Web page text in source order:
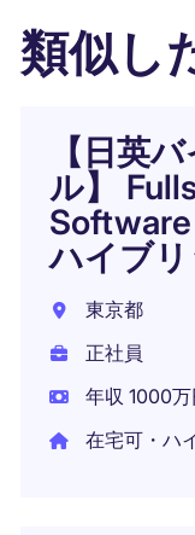
類似し
【日英
ル】
ハイブ
東京都
正社員
年収 1000
在宅可・ハ